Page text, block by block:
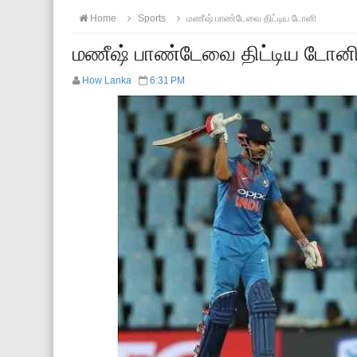
Home Sports மணீஷ் பாண்டேவை திட்டிய டோனி
மணீஷ் பாண்டேவை திட்டிய
How Lanka 6:31 PM